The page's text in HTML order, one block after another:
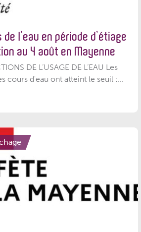
de l’eau en période d’étiage
au 4 août en Mayenne
DE L’USAGE DE L’EAU Les
cours d'eau ont atteint le seuil :...